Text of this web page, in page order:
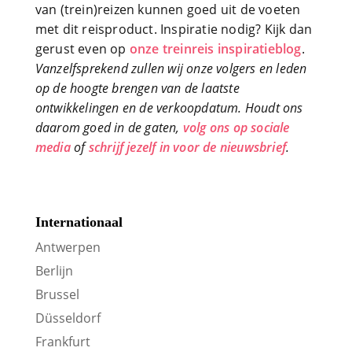
van (trein)reizen kunnen goed uit de voeten
met dit reisproduct. Inspiratie nodig? Kijk dan
gerust even op onze treinreis inspiratieblog.
Vanzelfsprekend zullen wij onze volgers en leden
op de hoogte brengen van de laatste
ontwikkelingen en de verkoopdatum. Houdt ons
daarom goed in de gaten, volg ons op sociale
mediaofschrijf jezelf in voor de nieuwsbrief.
Internationaal
Antwerpen
Berlijn
Brussel
Düsseldorf
Frankfurt